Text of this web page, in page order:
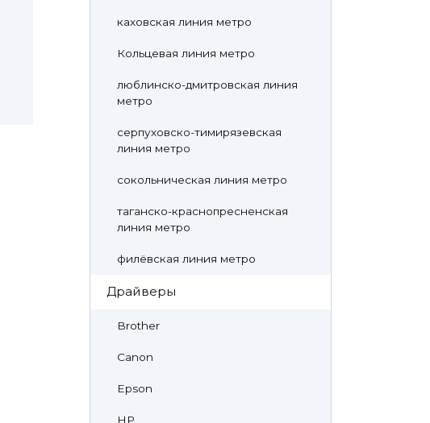
каховская линия метро
Кольцевая линия метро
люблинско-дмитровская линия
метро
серпуховско-тимирязевская
линия метро
сокольническая линия метро
таганско-краснопресненская
линия метро
филёвская линия метро
Драйверы
Brother
Canon
Epson
HP